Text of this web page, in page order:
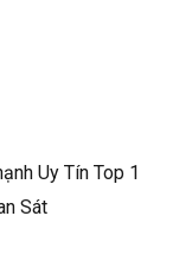
Uy Tín Top 1
Sát